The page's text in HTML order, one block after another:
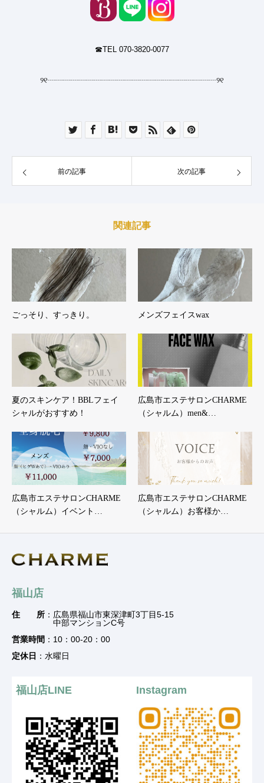
☎︎TEL 070-3820-0077
୨୧┈┈┈┈┈┈┈┈┈┈┈┈┈┈┈┈┈┈┈┈┈┈୨୧
前の記事 次の記事
関連記事
ごっそり、すっきり。 メンズフェイスwax
夏のスキンケア！BBLフェイ
シャルがおすすめ！
広島市エステサロンCHARME
（シャルム）men&…
広島市エステサロンCHARME
（シャルム）イベント…
広島市エステサロンCHARME
（シャルム）お客様か…
福山店
住 所 ：広島県福山市東深津町3丁目5-15
中部マンションC号
営業時間 ：10：00-20：00
定休日 ：水曜日
福山店LINE Instagram